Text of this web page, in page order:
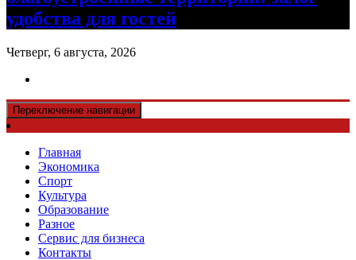
удобства для гостей
Четверг, 6 августа, 2026
Переключение навигации
Главная
Экономика
Спорт
Культура
Образование
Разное
Сервис для бизнеса
Контакты